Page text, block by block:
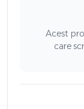
Acest
care